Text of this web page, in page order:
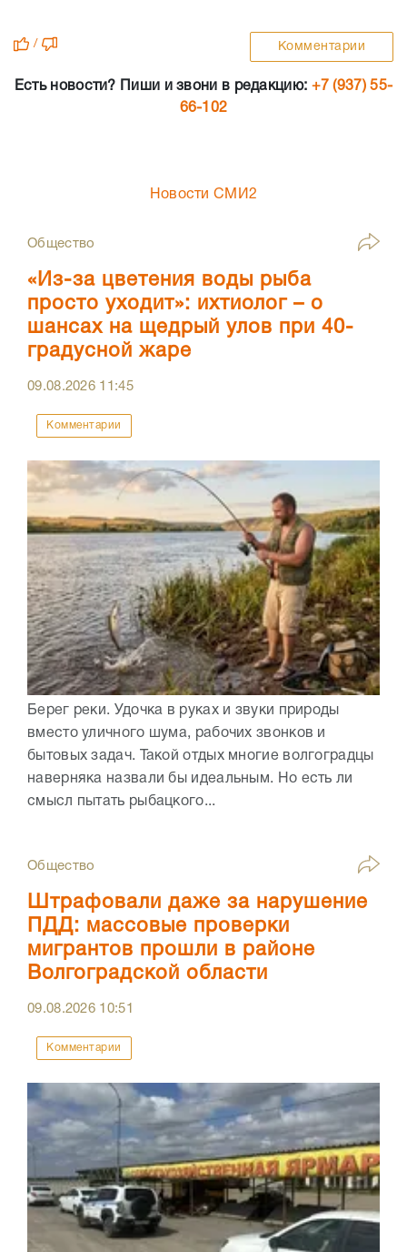
/ Комментарии
Есть новости? Пиши и звони в редакцию: +7 (937) 55-
66-102
Новости СМИ2
Общество
«Из-за цветения воды рыба
просто уходит»: ихтиолог – о
шансах на щедрый улов при 40-
градусной жаре
09.08.2026 11:45
Комментарии
Берег реки. Удочка в руках и звуки природы
вместо уличного шума, рабочих звонков и
бытовых задач. Такой отдых многие волгоградцы
наверняка назвали бы идеальным. Но есть ли
смысл пытать рыбацкого...
Общество
Штрафовали даже за нарушение
ПДД: массовые проверки
мигрантов прошли в районе
Волгоградской области
09.08.2026 10:51
Комментарии